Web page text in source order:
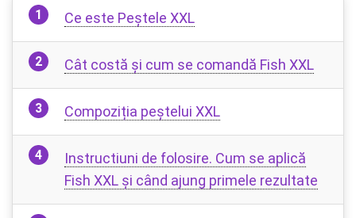
Ce este Peștele XXL
Cât costă și cum se comandă Fish XXL
Compoziția peștelui XXL
Instructiuni de folosire. Cum se aplică
Fish XXL și când ajung primele rezultate